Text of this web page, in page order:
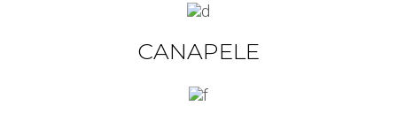
CANAPELE